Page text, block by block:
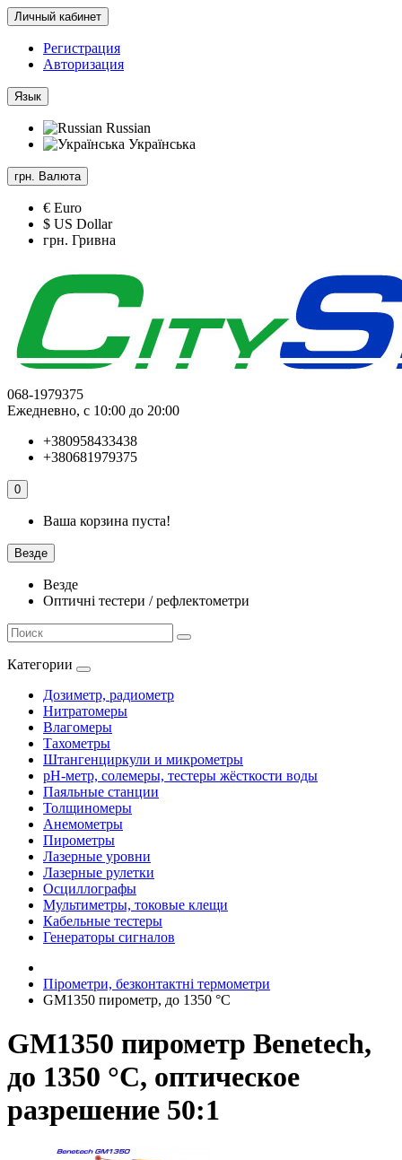
Личный кабинет
Регистрация
Авторизация
Язык
Russian
Українська
грн. Валюта
€ Euro
$ US Dollar
грн. Гривна
068-1979375
Ежедневно, с 10:00 до 20:00
+380958433438
+380681979375
0
Ваша корзина пуста!
Везде
Везде
Оптичні тестери / рефлектометри
Категории
Дозиметр, радиометр
Нитратомеры
Влагомеры
Тахометры
Штангенциркули и микрометры
pH-метр, солемеры, тестеры жёсткости воды
Паяльные станции
Толщиномеры
Анемометры
Пирометры
Лазерные уровни
Лазерные рулетки
Осциллографы
Мультиметры, токовые клещи
Кабельные тестеры
Генераторы сигналов
Пірометри, безконтактні термометри
GM1350 пирометр, до 1350 °С
GM1350 пирометр Benetech,
до 1350 °С, оптическое
разрешение 50:1